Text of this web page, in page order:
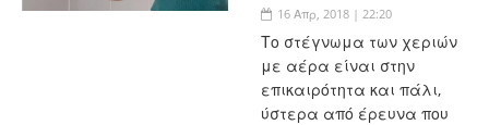
16 Απρ, 2018 | 22:20
Το στέγνωμα των χεριών
με αέρα είναι στην
επικαιρότητα και πάλι,
ύστερα από έρευνα που